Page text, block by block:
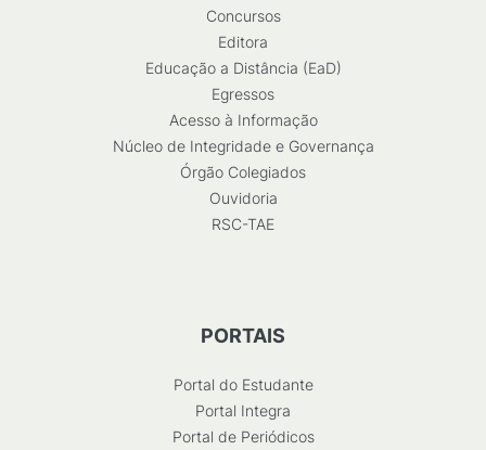
Concursos
Editora
Educação a Distância (EaD)
Egressos
Acesso à Informação
Núcleo de Integridade e Governança
Órgão Colegiados
Ouvidoria
RSC-TAE
PORTAIS
Portal do Estudante
Portal Integra
Portal de Periódicos